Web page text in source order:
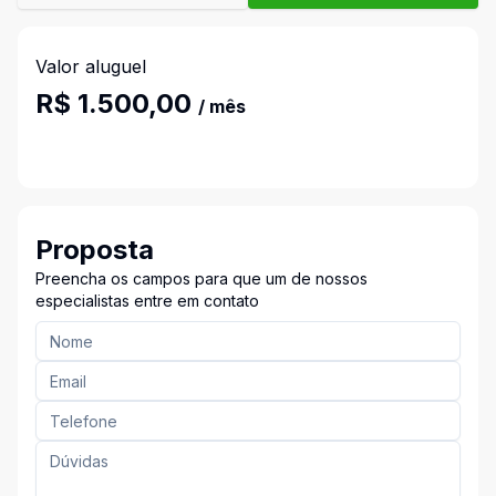
Valor aluguel
R$ 1.500,00 / mês
Proposta
Preencha os campos para que um de nossos
especialistas entre em contato